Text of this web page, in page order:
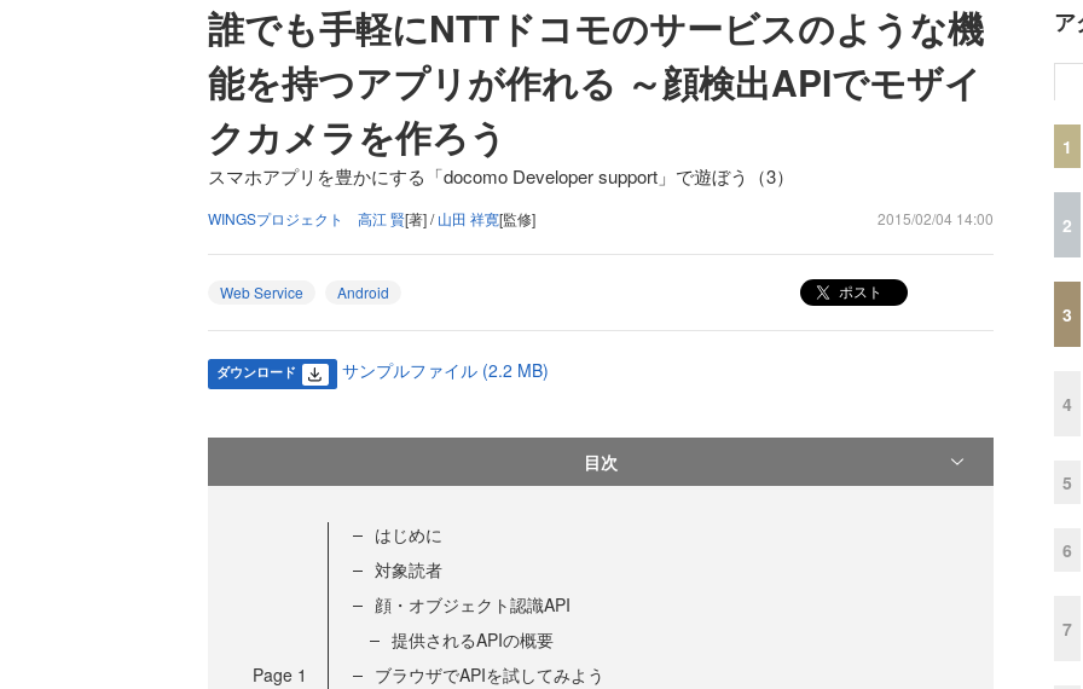
誰でも手軽にNTTドコモのサービスのような機
能を持つアプリが作れる ～顔検出APIでモザイ
クカメラを作ろう
スマホアプリを豊かにする「docomo Developer support」で遊ぼう（3）
WINGSプロジェクト 高江 賢[著] /山田 祥寛[監修] 2015/02/04 14:00
Web Service Android ポスト
ダウンロード サンプルファイル (2.2 MB)
目次
Page 1
はじめに
対象読者
顔・オブジェクト認識API
提供されるAPIの概要
ブラウザでAPIを試してみよう
ア
1
2
3
4
5
6
7